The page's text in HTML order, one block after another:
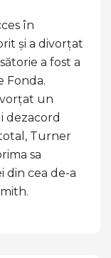
în
și a divorțat
a fost a
Fonda.
un
dezacord
Turner
sa
din cea de-a